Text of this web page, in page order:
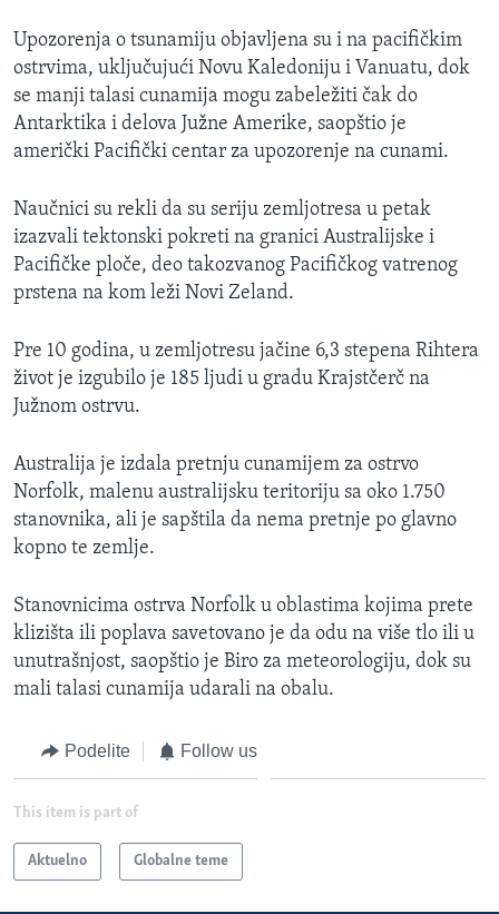
Upozorenja o tsunamiju objavljena su i na pacifičkim
ostrvima, uključujući Novu Kaledoniju i Vanuatu, dok
se manji talasi cunamija mogu zabeležiti čak do
Antarktika i delova Južne Amerike, saopštio je
američki Pacifički centar za upozorenje na cunami.
Naučnici su rekli da su seriju zemljotresa u petak
izazvali tektonski pokreti na granici Australijske i
Pacifičke ploče, deo takozvanog Pacifičkog vatrenog
prstena na kom leži Novi Zeland.
Pre 10 godina, u zemljotresu jačine 6,3 stepena Rihtera
život je izgubilo je 185 ljudi u gradu Krajstčerč na
Južnom ostrvu.
Australija je izdala pretnju cunamijem za ostrvo
Norfolk, malenu australijsku teritoriju sa oko 1.750
stanovnika, ali je sapštila da nema pretnje po glavno
kopno te zemlje.
Stanovnicima ostrva Norfolk u oblastima kojima prete
klizišta ili poplava savetovano je da odu na više tlo ili u
unutrašnjost, saopštio je Biro za meteorologiju, dok su
mali talasi cunamija udarali na obalu.
Podelite Follow us
This item is part of
Aktuelno Globalne teme